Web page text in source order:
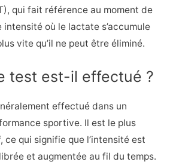
qui fait référence au moment de
intensité où le lactate s’accumule
vite qu’il ne peut être éliminé.
test est-il effectué ?
effectué dans un
sportive. Il est le plus
ce qui signifie que l’intensité est
et augmentée au fil du temps.